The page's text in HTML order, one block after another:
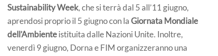
Sustainability Week, che si terrà dal 5 all’11 giugno,
aprendosi proprio il 5 giugno con la Giornata Mondiale
dell’Ambiente istituita dalle Nazioni Unite. Inoltre,
venerdì 9 giugno, Dorna e FIM organizzeranno una